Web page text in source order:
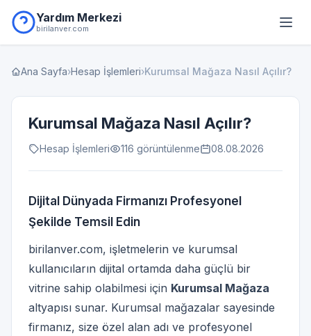
Yardım Merkezi
birilanver.com
Ana Sayfa›Hesap İşlemleri›Kurumsal Mağaza Nasıl Açılır?
Kurumsal Mağaza Nasıl Açılır?
Hesap İşlemleri 116 görüntülenme 08.08.2026
Dijital Dünyada Firmanızı Profesyonel
Şekilde Temsil Edin
birilanver.com, işletmelerin ve kurumsal
kullanıcıların dijital ortamda daha güçlü bir
vitrine sahip olabilmesi için Kurumsal Mağaza
altyapısı sunar. Kurumsal mağazalar sayesinde
firmanız, size özel alan adı ve profesyonel